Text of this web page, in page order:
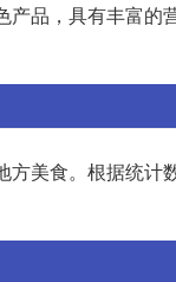
品，具有丰富的
方美食。根据统计